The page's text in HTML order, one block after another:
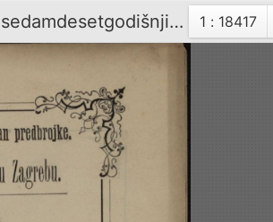
U subotu dne 4. rujna 1880. priredjuje Matica hrvatska u slavu sedamdesetgodišnjice Stanka Vraza svečani koncert uz sudjelovanje pjevačkih družtvah "Kola" i "Sloge", gdjice Marije Prikrilove, gg. De-Negri-a, A. Fijana, J. Kratochvila, A. Mandrovića, Iv. pl. Zajca i kazalištnog orkestra / [program] Narodno zemaljsko kazalište u Zagrebu ; [program] Hrv. pjevačko družtvo "Kolo" u Zagrebu
Trenutna
stranica
1 : 18417